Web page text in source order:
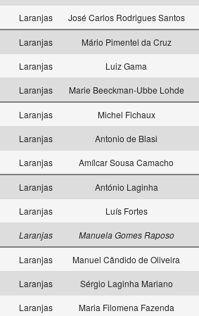
Laranjas José Carlos Rodrigues Santos
Laranjas Mário Pimentel da Cruz
Laranjas Luiz Gama
Laranjas Marie Beeckman-Ubbe Lohde
Laranjas Michel Fichaux
Laranjas Antonio de Blasi
Laranjas Amílcar Sousa Camacho
Laranjas António Laginha
Laranjas Luís Fortes
Laranjas Manuela Gomes Raposo
Laranjas Manuel Cândido de Oliveira
Laranjas Sérgio Laginha Mariano
Laranjas Maria Filomena Fazenda